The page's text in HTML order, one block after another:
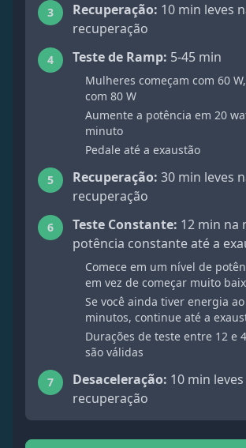
3 Recuperação: 10 min leves
recuperação
4 Teste de Ramp: 5-45 min
Mulheres começam com 60
com 80 W
Aumente a potência em 20
minuto
Pedale até a exaustão
5
Recuperação: 30 min leves
recuperação
6 Teste Constante: 12 min na
potência constante até a
Comece em um nível de
em vez de começar muito
Se você ainda tiver energia
minutos, continue até a
Durações de teste entre 12 e
são válidas
7
Desaceleração: 10 min
recuperação